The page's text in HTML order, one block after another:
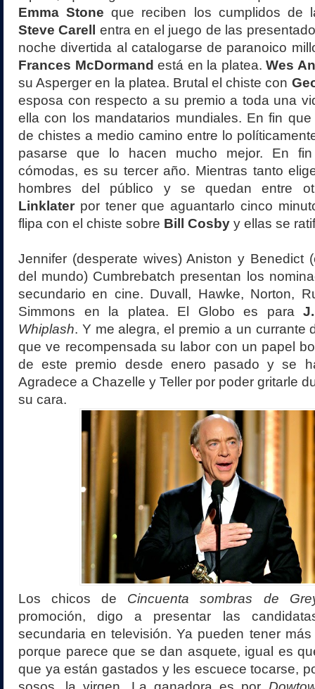
Emma Stone que reciben los cumplidos de
Steve Carell entra en el juego de las
noche divertida al catalogarse de paranoico
Frances McDormand está en la platea. Wes
su Asperger en la platea. Brutal el chiste con
esposa con respecto a su premio a toda una
ella con los mandatarios mundiales. En fin
de chistes a medio camino entre lo
pasarse que lo hacen mucho mejor. En
cómodas, es su tercer año. Mientras tanto
hombres del público y se quedan entre
Linklater por tener que aguantarlo cinco
flipa con el chiste sobre Bill Cosby y ellas se
Jennifer (desperate wives) Aniston y Benedict
del mundo) Cumbrebatch presentan los
secundario en cine. Duvall, Hawke, Norton,
Simmons en la platea. El Globo es para
Whiplash. Y me alegra, el premio a un currante
que ve recompensada su labor con un papel
de este premio desde enero pasado y se
Agradece a Chazelle y Teller por poder gritarle
su cara.
Los chicos de Cincuenta sombras de
promoción, digo a presentar las
secundaria en televisión. Ya pueden tener
porque parece que se dan asquete, igual es
que ya están gastados y les escuece tocarse,